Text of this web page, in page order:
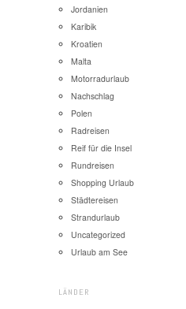
Jordanien
Karibik
Kroatien
Malta
Motorradurlaub
Nachschlag
Polen
Radreisen
Reif für die Insel
Rundreisen
Shopping Urlaub
Städtereisen
Strandurlaub
Uncategorized
Urlaub am See
LÄNDER